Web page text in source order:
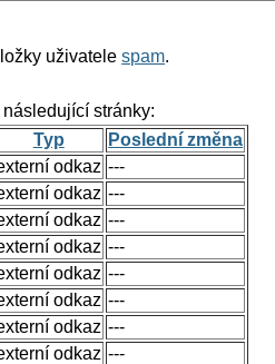
uživatelespam.
stránky:
Typ
Poslední změna
odkaz ---
odkaz ---
odkaz ---
odkaz ---
odkaz ---
odkaz ---
odkaz ---
odkaz ---